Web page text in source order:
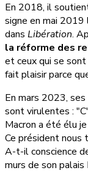
En 2018, il
signe en mai 2019
dans Libération.
la réforme des
et ceux qui se sont
fait plaisir parce
En mars 2023,
sont virulentes :
Macron a été élu
Ce président nous
A-t-il conscience
murs de son